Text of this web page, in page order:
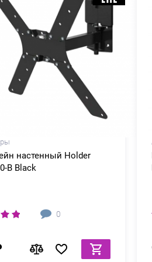
настенный Holder
B Black
0